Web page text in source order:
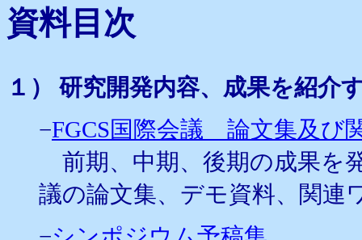
資料目次
１） 研究開発内容、成果を紹介
−FGCS国際会議 論文集及び
前期、中期、後期の成果を
議の論文集、デモ資料、関連